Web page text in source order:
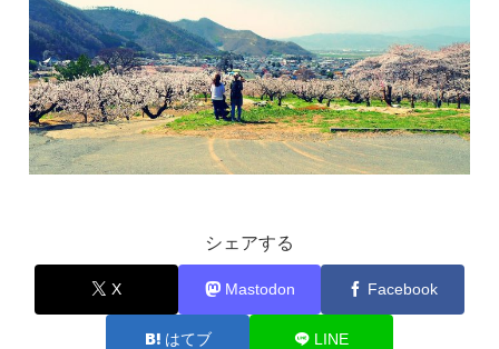
シェアする
X Mastodon Facebook
はてブ LINE